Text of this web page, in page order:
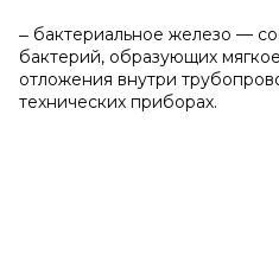
‒ бактериальное железо —
бактерий, образующих
отложения внутри
технических приборах.